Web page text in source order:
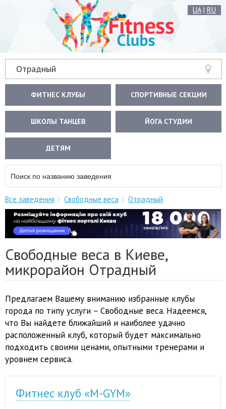
UA| RU
Отрадный
ФИТНЕС КЛУБЫ СПОРТИВНЫЕ СЕКЦИИ
ШКОЛЫ ТАНЦЕВ ЙОГА СТУДИИ
ДЕТЯМ
Все заведения Свободные веса Отрадный
Свободные веса в Киеве,
микрорайон Отрадный
Предлагаем Вашему вниманию избранные клубы
города по типу услуги – Свободные веса. Надеемся,
что Вы найдете ближайший и наиболее удачно
расположенный клуб, который будет максимально
подходить своими ценами, опытными тренерами и
уровнем сервиса.
Фитнес клуб «M-GYM»